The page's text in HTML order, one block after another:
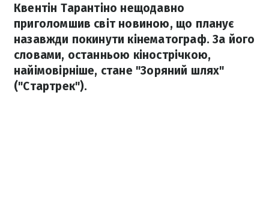
Квентін Тарантіно нещодавно
приголомшив світ новиною, що планує
назавжди покинути кінематограф. За його
словами, останньою кінострічкою,
найімовірніше, стане "Зоряний шлях"
("Стартрек").